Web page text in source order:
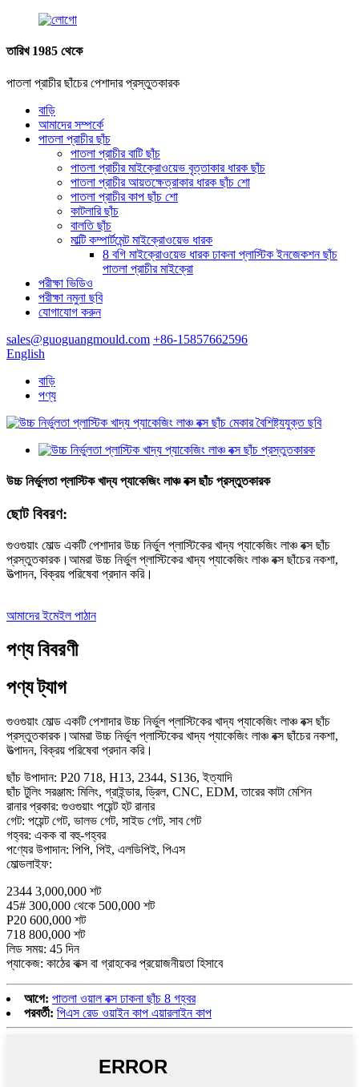
তারিখ 1985 থেকে
পাতলা প্রাচীর ছাঁচের পেশাদার প্রস্তুতকারক
বাড়ি
আমাদের সম্পর্কে
পাতলা প্রাচীর ছাঁচ
পাতলা প্রাচীর বাটি ছাঁচ
পাতলা প্রাচীর মাইক্রোওয়েভ বৃত্তাকার ধারক ছাঁচ
পাতলা প্রাচীর আয়তক্ষেত্রাকার ধারক ছাঁচ শো
পাতলা প্রাচীর কাপ ছাঁচ শো
কাটলারি ছাঁচ
বালতি ছাঁচ
মাল্টি কম্পার্টমেন্ট মাইক্রোওয়েভ ধারক
8 বগি মাইক্রোওয়েভ ধারক ঢাকনা প্লাস্টিক ইনজেকশন ছাঁচ
পাতলা প্রাচীর মাইক্রো
পরীক্ষা ভিডিও
পরীক্ষা নমুনা ছবি
যোগাযোগ করুন
sales@guoguangmould.com +86-15857662596
English
বাড়ি
পণ্য
উচ্চ নির্ভুলতা প্লাস্টিক খাদ্য প্যাকেজিং লাঞ্চ বক্স ছাঁচ প্রস্তুতকারক
ছোট বিবরণ:
গুওগুয়াং মোল্ড একটি পেশাদার উচ্চ নির্ভুল প্লাস্টিকের খাদ্য প্যাকেজিং লাঞ্চ বক্স ছাঁচ
প্রস্তুতকারক।আমরা উচ্চ নির্ভুল প্লাস্টিকের খাদ্য প্যাকেজিং লাঞ্চ বক্স ছাঁচের নকশা,
উত্পাদন, বিক্রয় পরিষেবা প্রদান করি।
আমাদের ইমেইল পাঠান
পণ্য বিবরণী
পণ্য ট্যাগ
গুওগুয়াং মোল্ড একটি পেশাদার উচ্চ নির্ভুল প্লাস্টিকের খাদ্য প্যাকেজিং লাঞ্চ বক্স ছাঁচ
প্রস্তুতকারক।আমরা উচ্চ নির্ভুল প্লাস্টিকের খাদ্য প্যাকেজিং লাঞ্চ বক্স ছাঁচের নকশা,
উত্পাদন, বিক্রয় পরিষেবা প্রদান করি।
ছাঁচ উপাদান: P20 718, H13, 2344, S136, ইত্যাদি
ছাঁচ টুলিং সরঞ্জাম: মিলিং, গ্রাইন্ডার, ড্রিল, CNC, EDM, তারের কাটা মেশিন
রানার প্রকার: গুওগুয়াং পয়েন্ট হট রানার
গেট: পয়েন্ট গেট, ভালভ গেট, সাইড গেট, সাব গেট
গহ্বর: একক বা বহু-গহ্বর
পণ্যের উপাদান: পিপি, পিই, এলডিপিই, পিএস
মোল্ডলাইফ:
2344 3,000,000 শট
45# 300,000 থেকে 500,000 শট
P20 600,000 শট
718 800,000 শট
লিড সময়: 45 দিন
প্যাকেজ: কাঠের বাক্স বা গ্রাহকের প্রয়োজনীয়তা হিসাবে
আগে: পাতলা ওয়াল বক্স ঢাকনা ছাঁচ 8 গহ্বর
পরবর্তী: পিএস রেড ওয়াইন কাপ এয়ারলাইন কাপ